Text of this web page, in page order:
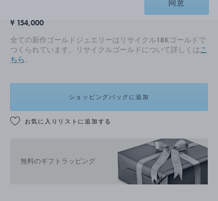
¥ 154,000
全ての新作ゴールドジュエリーはリサイクル18Kゴールドで
つくられています。リサイクルゴールドについて詳しくはこ
ちら。
ショッピングバッグに追加
お気に入りリストに追加する
無料のギフトラッピング
同意